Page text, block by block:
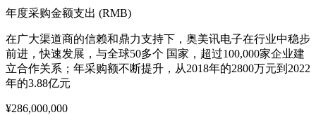
年度采购金额支出 (RMB)
在广大渠道商的信赖和鼎力支持下，奥美讯电子在行业中稳步
前进，快速发展，与全球50多个 国家，超过100,000家企业建
立合作关系；年采购额不断提升，从2018年的2800万元到2022
年的3.88亿元
¥286,000,000